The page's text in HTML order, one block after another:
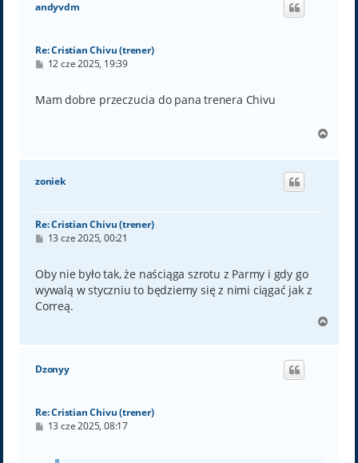
andyvdm
Re: Cristian Chivu (trener)
P
t
12 cze 2025, 19:39
Mam dobre przeczucia do pana trenera Chivu
g
zoniek
Re: Cristian Chivu (trener)
P
t
13 cze 2025, 00:21
Oby nie było tak, że naściąga szrotu z Parmy i gdy go
wywalą w styczniu to będziemy się z nimi ciągać jak z
Correą.
g
Dzonyy
Re: Cristian Chivu (trener)
P13 cze 2025, 08:17